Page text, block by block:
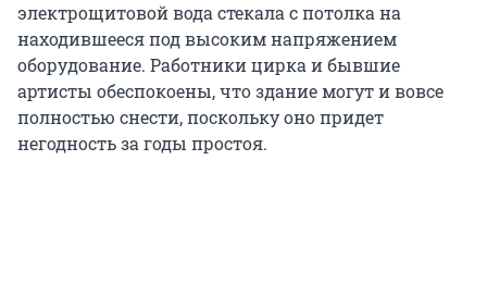
электрощитовой вода стекала с потолка на
находившееся под высоким напряжением
оборудование. Работники цирка и бывшие
артисты обеспокоены, что здание могут и вовсе
полностью снести, поскольку оно придет
негодность за годы простоя.